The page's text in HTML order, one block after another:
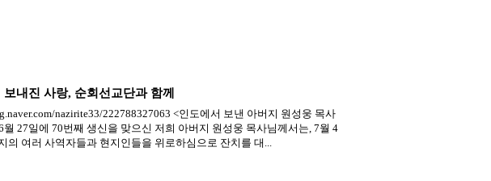
내진 사랑, 순회선교단과 함께
nazirite33/222788327063 <인도에서 보낸 아버지 원성웅 목사
27일에 70번째 생신을 맞으신 저희 아버지 원성웅 목사님께서는, 7월 4
여러 사역자들과 현지인들을 위로하심으로 잔치를 대...